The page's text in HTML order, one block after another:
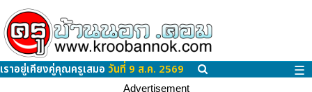
เราอยู่เคียงคู่คุณครูเสมอ วันที่ 9 ส.ค. 2569 ☰
Advertisement